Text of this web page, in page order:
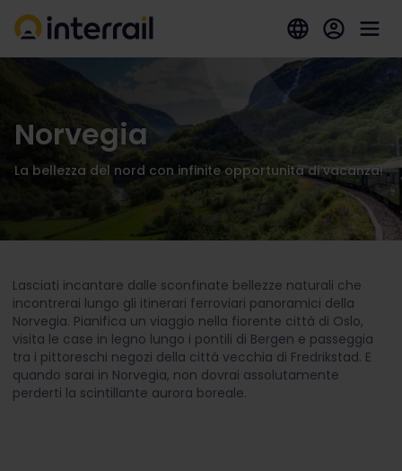
Norvegia
La bellezza del nord con infinite opportunità di vacanza!
Lasciati incantare dalle sconfinate bellezze naturali che
incontrerai lungo gli itinerari ferroviari panoramici della
Norvegia. Pianifica un viaggio nella fiorente città di Oslo,
visita le case in legno lungo i pontili di Bergen e passeggia
tra i pittoreschi negozi della città vecchia di Fredrikstad. E
quando sarai in Norvegia, non dovrai assolutamente
perderti la scintillante aurora boreale.